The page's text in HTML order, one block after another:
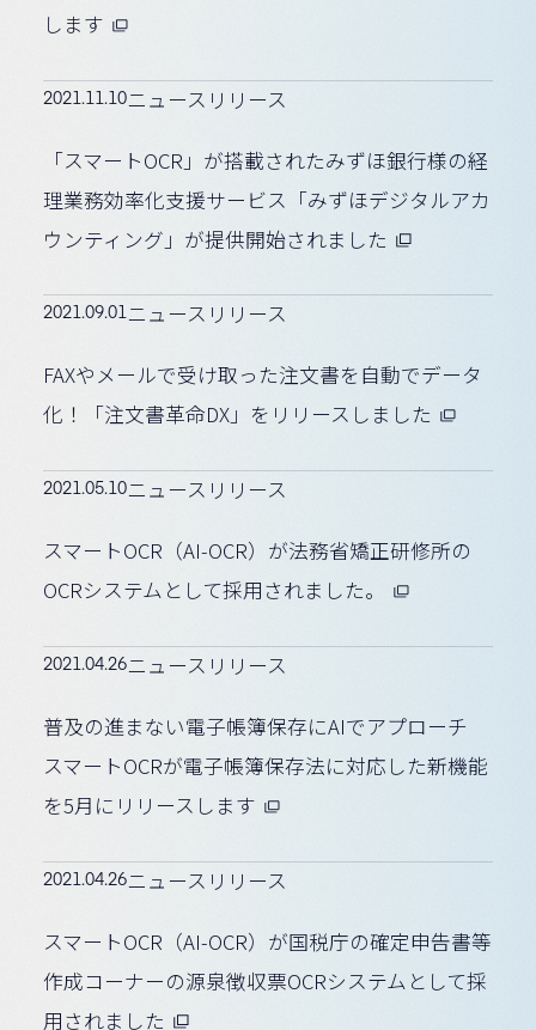
します
2021.11.10ニュースリリース
「スマートOCR」が搭載されたみずほ銀行様の経
理業務効率化支援サービス「みずほデジタルアカ
ウンティング」が提供開始されました
2021.09.01ニュースリリース
FAXやメールで受け取った注文書を自動でデータ
化！「注文書革命DX」をリリースしました
2021.05.10ニュースリリース
スマートOCR（AI-OCR）が法務省矯正研修所の
OCRシステムとして採用されました。
2021.04.26ニュースリリース
普及の進まない電子帳簿保存にAIでアプローチ
スマートOCRが電子帳簿保存法に対応した新機能
を5月にリリースします
2021.04.26ニュースリリース
スマートOCR（AI-OCR）が国税庁の確定申告書等
作成コーナーの源泉徴収票OCRシステムとして採
用されました